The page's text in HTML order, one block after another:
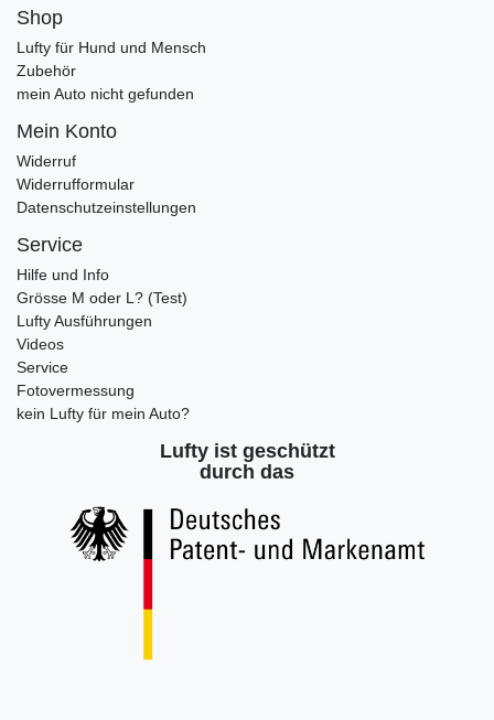
Shop
Lufty für Hund und Mensch
Zubehör
mein Auto nicht gefunden
Mein Konto
Widerruf
Widerrufformular
Datenschutzeinstellungen
Service
Hilfe und Info
Grösse M oder L? (Test)
Lufty Ausführungen
Videos
Service
Fotovermessung
kein Lufty für mein Auto?
Lufty ist geschützt
durch das